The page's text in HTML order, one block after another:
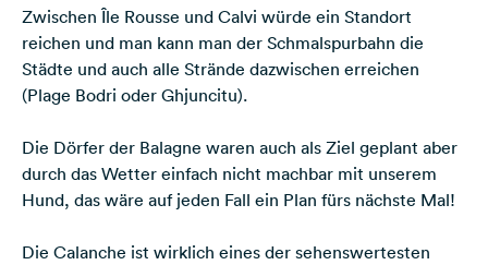
Zwischen Île Rousse und Calvi würde ein Standort
reichen und man kann man der Schmalspurbahn die
Städte und auch alle Strände dazwischen erreichen
(Plage Bodri oder Ghjuncitu).
Die Dörfer der Balagne waren auch als Ziel geplant aber
durch das Wetter einfach nicht machbar mit unserem
Hund, das wäre auf jeden Fall ein Plan fürs nächste Mal!
Die Calanche ist wirklich eines der sehenswertesten